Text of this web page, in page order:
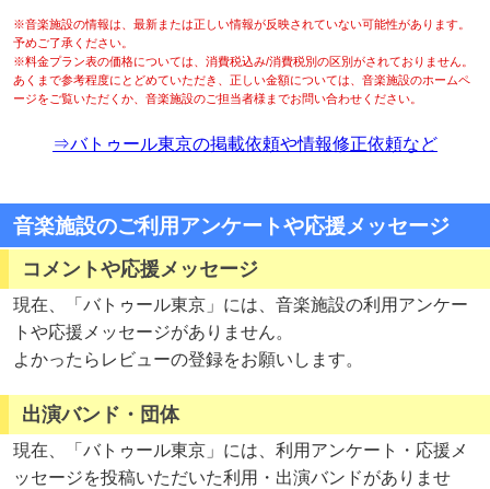
※音楽施設の情報は、最新または正しい情報が反映されていない可能性があります。
予めご了承ください。
※料金プラン表の価格については、消費税込み/消費税別の区別がされておりません。
あくまで参考程度にとどめていただき、正しい金額については、音楽施設のホームペ
ージをご覧いただくか、音楽施設のご担当者様までお問い合わせください。
⇒バトゥール東京の掲載依頼や情報修正依頼など
音楽施設のご利用アンケートや応援メッセージ
コメントや応援メッセージ
現在、「バトゥール東京」には、音楽施設の利用アンケー
トや応援メッセージがありません。
よかったらレビューの登録をお願いします。
出演バンド・団体
現在、「バトゥール東京」には、利用アンケート・応援メ
ッセージを投稿いただいた利用・出演バンドがありませ